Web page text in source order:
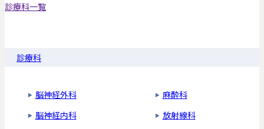
診療科一覧
診療科
脳神経外科
脳神経内科
麻酔科
放射線科